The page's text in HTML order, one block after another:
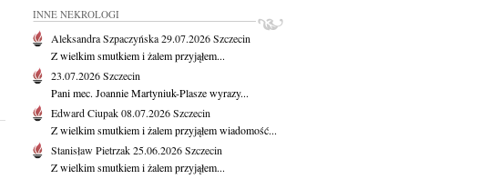
INNE NEKROLOGI
Aleksandra Szpaczyńska29.07.2026Szczecin
Z wielkim smutkiem i żalem przyjąłem...
23.07.2026Szczecin
Pani mec. Joannie Martyniuk-Plasze wyrazy...
Edward Ciupak08.07.2026Szczecin
Z wielkim smutkiem i żalem przyjąłem wiadomość...
Stanisław Pietrzak25.06.2026Szczecin
Z wielkim smutkiem i żalem przyjąłem...